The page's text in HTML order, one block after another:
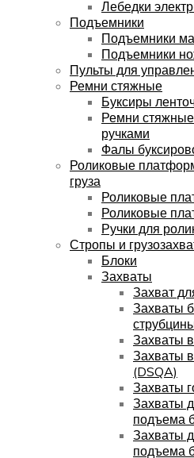
Лебедки
Подъемники
Подъемники
Подъемники
Пульты для
Ремни стяжные
Буксиры
Ремни
ручками
Фалы
Роликовые
груза
Роликовые
Роликовые
Ручки для
Стропы и
Блоки
Захваты
Захват
Захваты
Захваты
Захваты
(DSQA)
Захваты
Захваты
подъема
Захваты
подъема